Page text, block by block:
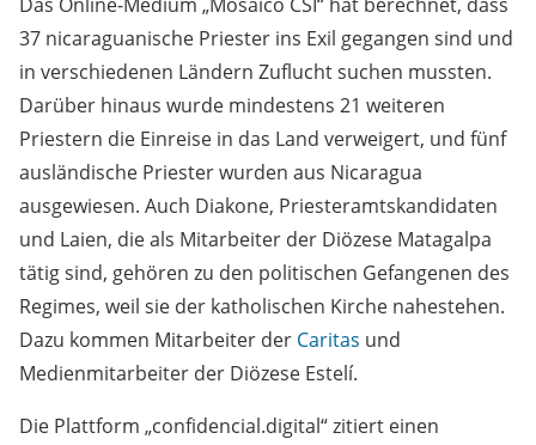
37 nicaraguanische Priester ins Exil gegangen sind und
in verschiedenen Ländern Zuflucht suchen mussten.
Darüber hinaus wurde mindestens 21 weiteren
Priestern die Einreise in das Land verweigert, und fünf
ausländische Priester wurden aus Nicaragua
ausgewiesen. Auch Diakone, Priesteramtskandidaten
und Laien, die als Mitarbeiter der Diözese Matagalpa
tätig sind, gehören zu den politischen Gefangenen des
Regimes, weil sie der katholischen Kirche nahestehen.
Dazu kommen Mitarbeiter der Caritas und
Medienmitarbeiter der Diözese Estelí.
Die Plattform „confidencial.digital“ zitiert einen